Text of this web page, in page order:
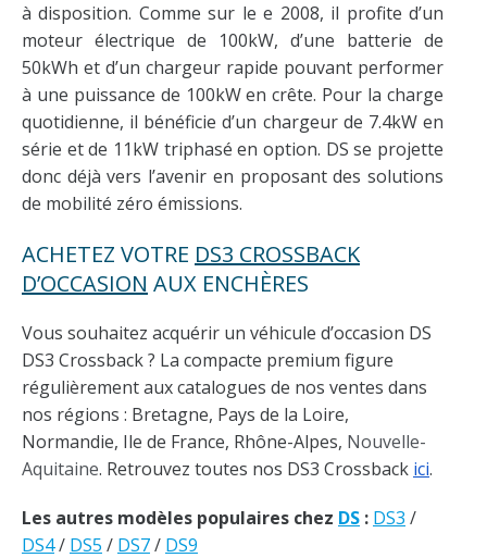
à disposition. Comme sur le e 2008, il profite d’un
moteur électrique de 100kW, d’une batterie de
50kWh et d’un chargeur rapide pouvant performer
à une puissance de 100kW en crête. Pour la charge
quotidienne, il bénéficie d’un chargeur de 7.4kW en
série et de 11kW triphasé en option. DS se projette
donc déjà vers l’avenir en proposant des solutions
de mobilité zéro émissions.
ACHETEZ VOTRE DS3 CROSSBACK
D’OCCASION AUX ENCHÈRES
Vous souhaitez acquérir un véhicule d’occasion DS
DS3 Crossback ? La compacte premium figure
régulièrement aux catalogues de nos ventes dans
nos régions : Bretagne, Pays de la Loire,
Normandie, Ile de France, Rhône-Alpes, Nouvelle-
Aquitaine. Retrouvez toutes nos DS3 Crossback ici.
Les autres modèles populaires chez DS : DS3 /
DS4/ DS5 / DS7/ DS9